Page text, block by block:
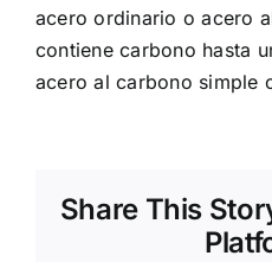
acero ordinario o acero
contiene carbono hasta
acero al carbono simple
Share This